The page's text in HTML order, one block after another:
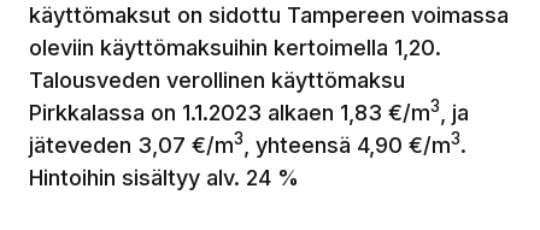
käyttömaksut on sidottu Tampereen voimassa
oleviin käyttömaksuihin kertoimella 1,20.
Talousveden verollinen käyttömaksu
Pirkkalassa on 1.1.2023 alkaen 1,83 €/m3
, ja
jäteveden 3,07 €/m3 , yhteensä 4,90 €/m3.
Hintoihin sisältyy alv. 24 %